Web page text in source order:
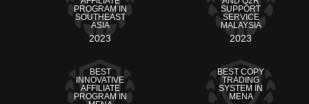
SUPPORT
SERVICE
MALAYSIA
2023
PROGRAM IN
SOUTHEAST
ASIA
2023
BEST COPY
TRADING
SYSTEM IN
MENA
BEST
INNOVATIVE
AFFILIATE
PROGRAM IN